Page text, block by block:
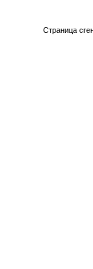
Страница